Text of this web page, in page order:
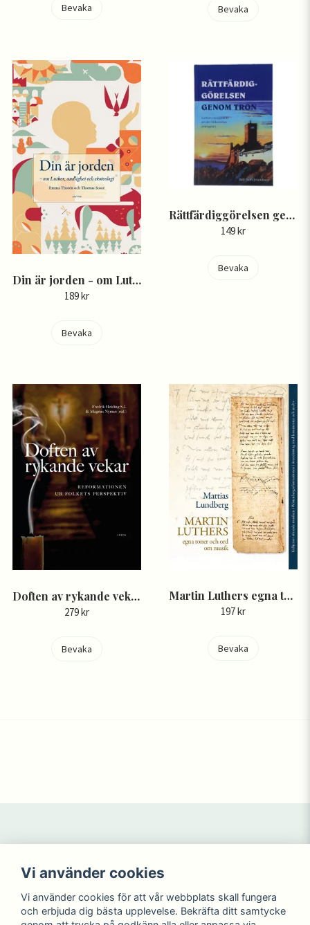
Bevaka Bevaka
Din är jorden - om Luther, andlighet och ekoteologi - Emma Thorén och Thomas Stoor
189 kr
Bevaka
Rättfärdiggörelsen genom tron - Seth Erlandsson och Martin Luther
149 kr
Bevaka
Doften av rykande vekar: Reformationen ur folkets perspektiv
279 kr
Bevaka
Martin Luthers egna toner och ord om musik
197 kr
Bevaka
Köpvillkor
NYHETER
KAMPANJ
Logga in
Registrera dig
Glömt lösenord?
Vi använder cookies
Vi använder cookies för att vår webbplats skall fungera
och erbjuda dig bästa upplevelse. Bekräfta ditt samtycke